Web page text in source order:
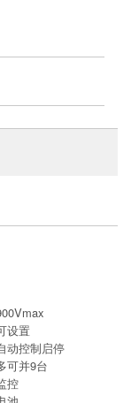
设置
动控制启停
可并9台
控